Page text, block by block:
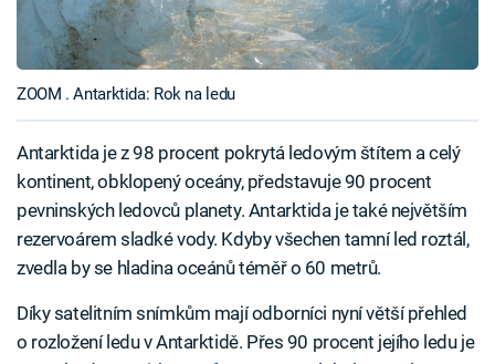
ZOOM . Antarktida: Rok na ledu
Antarktida je z 98 procent pokrytá ledovým štítem a celý
kontinent, obklopený oceány, představuje 90 procent
pevninských ledovců planety. Antarktida je také největším
rezervoárem sladké vody. Kdyby všechen tamní led roztál,
zvedla by se hladina oceánů téměř o 60 metrů.
Díky satelitním snímkům mají odborníci nyní větší přehled
o rozložení ledu v Antarktidě. Přes 90 procent jejího ledu je